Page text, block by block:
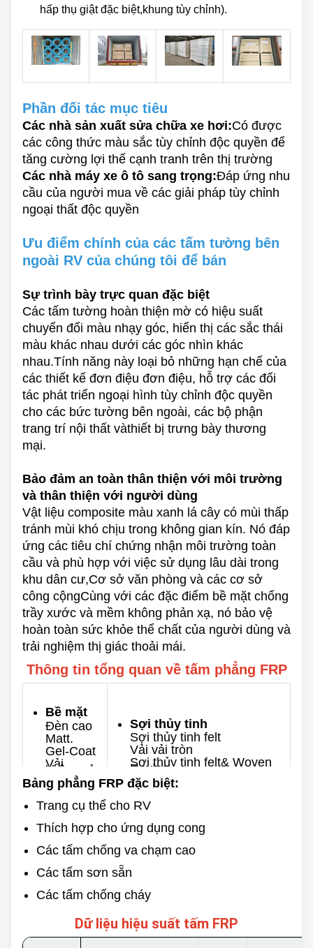
hấp thụ giật đặc biệt,khung tùy chỉnh).
Phần đối tác mục tiêu
Các nhà sản xuất sửa chữa xe hơi:Có được
các công thức màu sắc tùy chỉnh độc quyền để
tăng cường lợi thế cạnh tranh trên thị trường
Các nhà máy xe ô tô sang trọng:Đáp ứng nhu
cầu của người mua về các giải pháp tùy chỉnh
ngoại thất độc quyền
Ưu điểm chính của các tấm tường bên
ngoài RV của chúng tôi để bán
Sự trình bày trực quan đặc biệt
Các tấm tường hoàn thiện mờ có hiệu suất
chuyển đổi màu nhạy góc, hiển thị các sắc thái
màu khác nhau dưới các góc nhìn khác
nhau.Tính năng này loại bỏ những hạn chế của
các thiết kế đơn điệu đơn điệu, hỗ trợ các đối
tác phát triển ngoại hình tùy chỉnh độc quyền
cho các bức tường bên ngoài, các bộ phận
trang trí nội thất vàthiết bị trưng bày thương
mại.
Bảo đảm an toàn thân thiện với môi trường
và thân thiện với người dùng
Vật liệu composite màu xanh lá cây có mùi thấp
tránh mùi khó chịu trong không gian kín. Nó đáp
ứng các tiêu chí chứng nhận môi trường toàn
cầu và phù hợp với việc sử dụng lâu dài trong
khu dân cư,Cơ sở văn phòng và các cơ sở
công cộngCùng với các đặc điểm bề mặt chống
trầy xước và mềm không phản xạ, nó bảo vệ
hoàn toàn sức khỏe thể chất của người dùng và
trải nghiệm thị giác thoải mái.
Thông tin tổng quan về tấm phẳng FRP
Bề mặt
Đèn cao
Matt.
Gel-Coat
Vải
không gỉ
Màu sắc
Tùy chỉnh
Mặt sau
Mượt mà
Khó
Sợi thủy tinh
Sợi thủy tinh felt
Vải vải tròn
Sợi thủy tinh felt& Woven
Roving
Độ dày
0.8-10mm
Tối đa.
3500mm
Chiều dài
Bảng phẳng FRP đặc biệt:
Trang cụ thể cho RV
Thích hợp cho ứng dụng cong
Các tấm chống va chạm cao
Các tấm sơn sẵn
Các tấm chống cháy
Dữ liệu hiệu suất tấm FRP